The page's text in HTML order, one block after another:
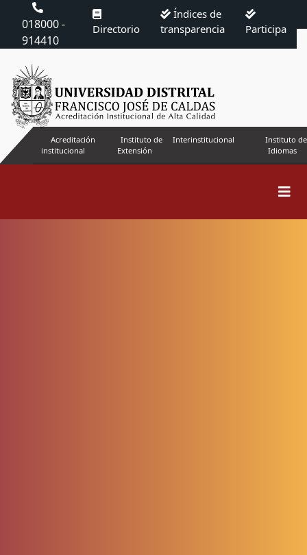
018000 -
914410
Directorio
Índices de
transparencia
Participa
Acreditación
institucional
Instituto de
Extensión
Interinstitucional
Instituto de
Idiomas